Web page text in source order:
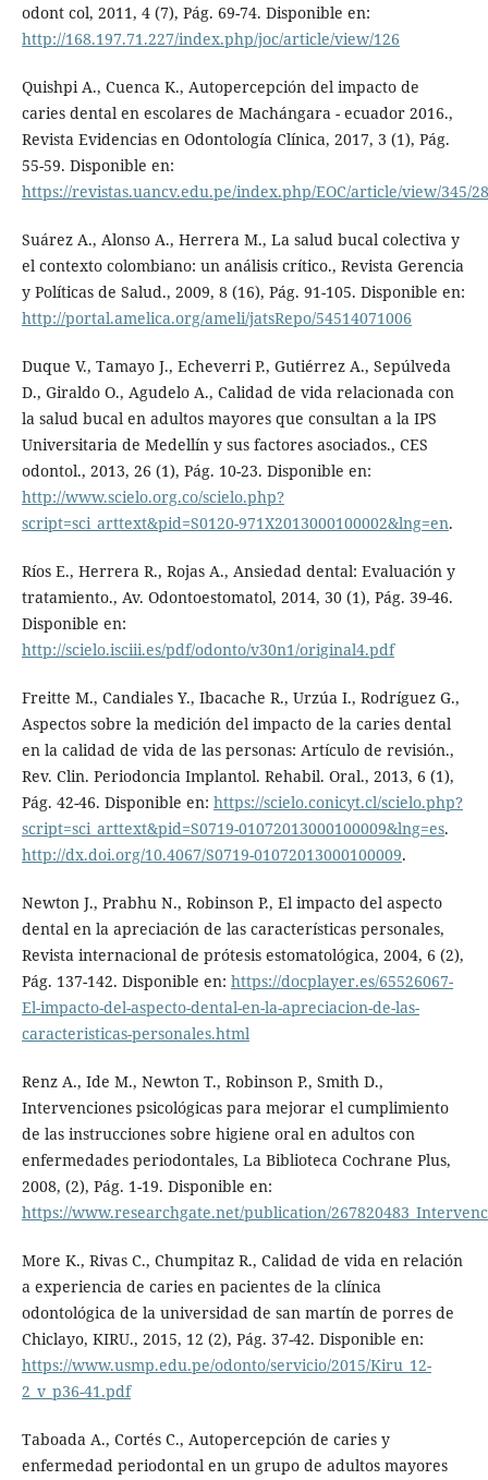
odont col, 2011, 4 (7), Pág. 69-74. Disponible en:
http://168.197.71.227/index.php/joc/article/view/126
Quishpi A., Cuenca K., Autopercepción del impacto de
caries dental en escolares de Machángara - ecuador 2016.,
Revista Evidencias en Odontología Clínica, 2017, 3 (1), Pág.
55-59. Disponible en:
https://revistas.uancv.edu.pe/index.php/EOC/article/view/345/
Suárez A., Alonso A., Herrera M., La salud bucal colectiva y
el contexto colombiano: un análisis crítico., Revista Gerencia
y Políticas de Salud., 2009, 8 (16), Pág. 91-105. Disponible en:
http://portal.amelica.org/ameli/jatsRepo/54514071006
Duque V., Tamayo J., Echeverri P., Gutiérrez A., Sepúlveda
D., Giraldo O., Agudelo A., Calidad de vida relacionada con
la salud bucal en adultos mayores que consultan a la IPS
Universitaria de Medellín y sus factores asociados., CES
odontol., 2013, 26 (1), Pág. 10-23. Disponible en:
http://www.scielo.org.co/scielo.php?
script=sci_arttext&pid=S0120-971X2013000100002&lng=en.
Ríos E., Herrera R., Rojas A., Ansiedad dental: Evaluación y
tratamiento., Av. Odontoestomatol, 2014, 30 (1), Pág. 39-46.
Disponible en:
http://scielo.isciii.es/pdf/odonto/v30n1/original4.pdf
Freitte M., Candiales Y., Ibacache R., Urzúa I., Rodríguez G.,
Aspectos sobre la medición del impacto de la caries dental
en la calidad de vida de las personas: Artículo de revisión.,
Rev. Clin. Periodoncia Implantol. Rehabil. Oral., 2013, 6 (1),
Pág. 42-46. Disponible en: https://scielo.conicyt.cl/scielo.php?
script=sci_arttext&pid=S0719-01072013000100009&lng=es.
http://dx.doi.org/10.4067/S0719-01072013000100009.
Newton J., Prabhu N., Robinson P., El impacto del aspecto
dental en la apreciación de las características personales,
Revista internacional de prótesis estomatológica, 2004, 6 (2),
Pág. 137-142. Disponible en: https://docplayer.es/65526067-
El-impacto-del-aspecto-dental-en-la-apreciacion-de-las-
caracteristicas-personales.html
Renz A., Ide M., Newton T., Robinson P., Smith D.,
Intervenciones psicológicas para mejorar el cumplimiento
de las instrucciones sobre higiene oral en adultos con
enfermedades periodontales, La Biblioteca Cochrane Plus,
2008, (2), Pág. 1-19. Disponible en:
https://www.researchgate.net/publication/
More K., Rivas C., Chumpitaz R., Calidad de vida en relación
a experiencia de caries en pacientes de la clínica
odontológica de la universidad de san martín de porres de
Chiclayo, KIRU., 2015, 12 (2), Pág. 37-42. Disponible en:
https://www.usmp.edu.pe/odonto/servicio/2015/Kiru_12-
2_v_p36-41.pdf
Taboada A., Cortés C., Autopercepción de caries y
enfermedad periodontal en un grupo de adultos mayores